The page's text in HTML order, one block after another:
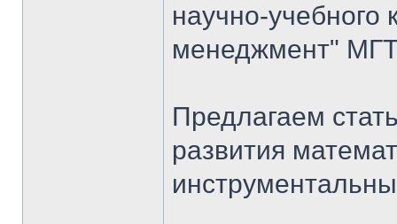
научно-
менеджмент"
Предлагаем
развития